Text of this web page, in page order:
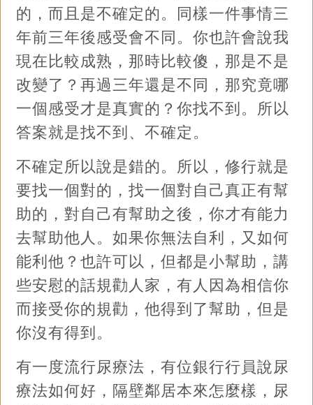
的，而且是不確定的。同樣一件事情三
年前三年後感受會不同。你也許會說我
現在比較成熟，那時比較傻，那是不是
改變了？再過三年還是不同，那究竟哪
一個感受才是真實的？你找不到。所以
答案就是找不到、不確定。
不確定所以說是錯的。所以，修行就是
要找一個對的，找一個對自己真正有幫
助的，對自己有幫助之後，你才有能力
去幫助他人。如果你無法自利，又如何
能利他？也許可以，但都是小幫助，講
些安慰的話規勸人家，有人因為相信你
而接受你的規勸，他得到了幫助，但是
你沒有得到。
有一度流行尿療法，有位銀行行員說尿
療法如何好，隔壁鄰居本來怎麼樣，尿